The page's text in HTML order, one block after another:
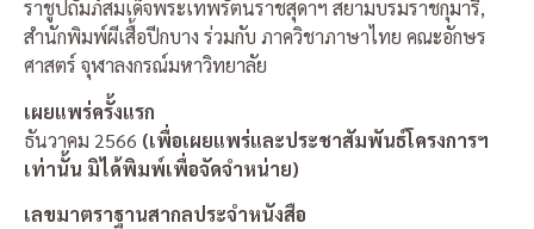
ราชูปถัมภ์สมเด็จพระเทพรัตนราชสุดาฯ สยามบรมราชกุมารี,
สำนักพิมพ์ผีเสื้อปีกบาง ร่วมกับ ภาควิชาภาษาไทย คณะอักษร
ศาสตร์ จุฬาลงกรณ์มหาวิทยาลัย
เผยแพร่ครั้งแรก
ธันวาคม 2566 (เพื่อเผยแพร่และประชาสัมพันธ์โครงการฯ
เท่านั้น มิได้พิมพ์เพื่อจัดจําหน่าย)
เลขมาตราฐานสากลประจำหนังสือ